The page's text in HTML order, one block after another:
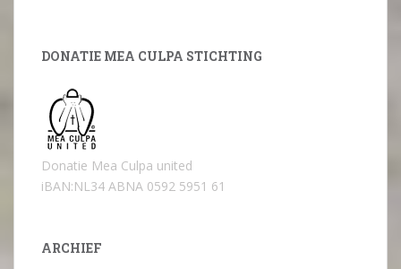
DONATIE MEA CULPA STICHTING
Donatie Mea Culpa united
iBAN:NL34 ABNA 0592 5951 61
ARCHIEF